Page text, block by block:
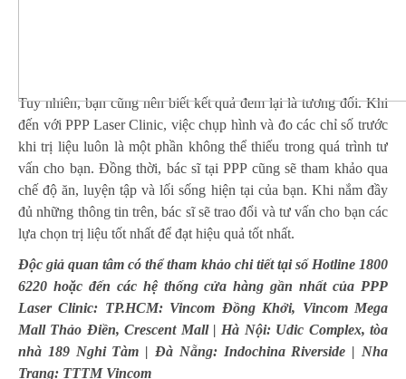
Tuy nhiên, bạn cũng nên biết kết quả đem lại là tương đối. Khi
đến với PPP Laser Clinic, việc chụp hình và đo các chỉ số trước
khi trị liệu luôn là một phần không thể thiếu trong quá trình tư
vấn cho bạn. Đồng thời, bác sĩ tại PPP cũng sẽ tham khảo qua
chế độ ăn, luyện tập và lối sống hiện tại của bạn. Khi nắm đầy
đủ những thông tin trên, bác sĩ sẽ trao đổi và tư vấn cho bạn các
lựa chọn trị liệu tốt nhất để đạt hiệu quả tốt nhất.
Độc giả quan tâm có thể tham khảo chi tiết tại số Hotline 1800
6220 hoặc đến các hệ thống cửa hàng gần nhất của PPP
Laser Clinic: TP.HCM: Vincom Đồng Khởi, Vincom Mega
Mall Thảo Điền, Crescent Mall | Hà Nội: Udic Complex, tòa
nhà 189 Nghi Tàm | Đà Nẵng: Indochina Riverside | Nha
Trang: TTTM Vincom